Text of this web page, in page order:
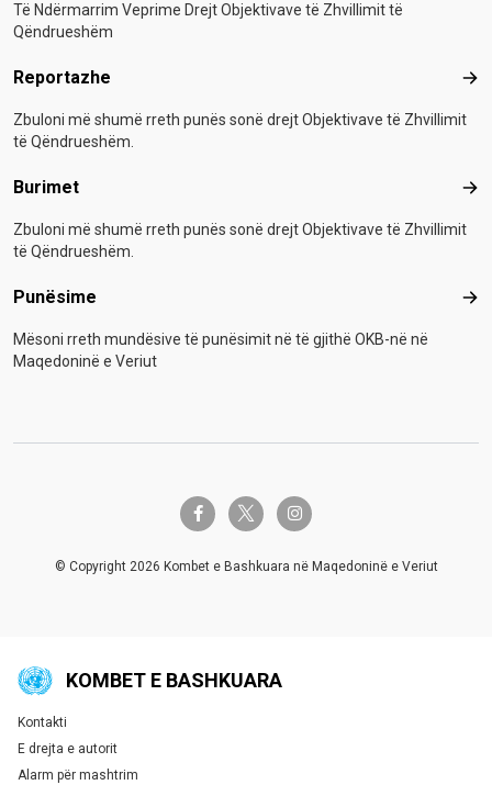
Të Ndërmarrim Veprime Drejt Objektivave të Zhvillimit të
Qëndrueshëm
Reportazhe
Zbuloni më shumë rreth punës sonë drejt Objektivave të Zhvillimit
të Qëndrueshëm.
Burimet
Zbuloni më shumë rreth punës sonë drejt Objektivave të Zhvillimit
të Qëndrueshëm.
Punësime
Mësoni rreth mundësive të punësimit në të gjithë OKB-në në
Maqedoninë e Veriut
facebook-ftwitter-x instagram
© Copyright 2026 Kombet e Bashkuara në Maqedoninë e Veriut
KOMBET E BASHKUARA
Global U.N. menu
Kontakti
E drejta e autorit
Alarm për mashtrim